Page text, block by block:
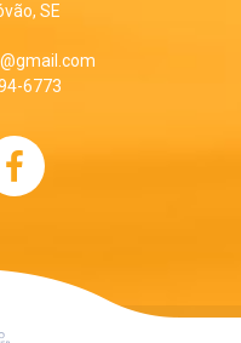
SE
6773